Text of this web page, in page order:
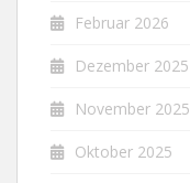
Februar 2026
Dezember 2025
November 2025
Oktober 2025